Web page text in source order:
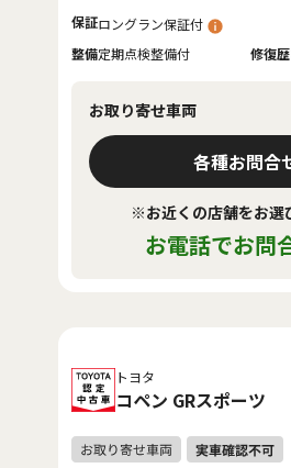
保証ロングラン保証付
整備定期点検整備付 修復歴
お取り寄せ車両
各種お問合
※お近くの店舗をお選
お電話でお問
トヨタ
コペン GRスポーツ